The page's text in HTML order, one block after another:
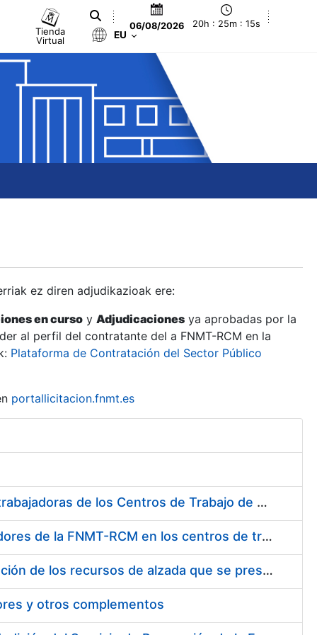
Tienda
Virtual
06/08/2026 20h : 25m : 16s
EU
ez diren adjudikazioak ere:
en curso y Adjudicaciones ya aprobadas por la
al perfil del contratante del a FNMT-RCM en la
Plataforma de Contratación del Sector Público
portallicitacion.fnmt.es
Suministro de Protectores Auditivos a medida para las personas trabajadoras de los Centros de Trabajo de Madrid y Burgos
Suministro de gafas graduadas antiproyecciones para los trabajadores de la FNMT-RCM en los centros de trabajo de Madrid y Burgos
Servicios de una empresa externa para el asesoramiento y resolución de los recursos de alzada que se presentan relacionados con procesos de selección para la FNMT-RCM
y otros complementos